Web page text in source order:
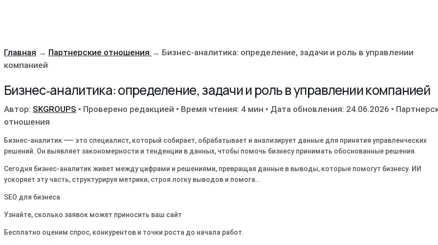
Главная → Партнерские отношения → Бизнес‑аналитика: определение, задачи и роль в управлении
компанией
Бизнес‑аналитика: определение, задачи и роль в управлении компанией
Автор: SKGROUPS • Проверено редакцией • Время чтения: 4 мин • Дата обновления: 24.06.2026 •
отношения
Бизнес-аналитик ⸺ это специалист, который собирает, обрабатывает и анализирует данные для принятия управленческих
решений. Он выявляет закономерности и тенденции в данных, чтобы помочь бизнесу принимать обоснованные решения.
Сегодня бизнес-аналитик живет между цифрами и решениями, превращая данные в выводы, которые помогут бизнесу. ИИ
ускоряет эту часть, структурируя метрики, строя логку выводов и помога…
SEO для бизнеса
Узнайте, сколько заявок может приносить ваш сайт
Бесплатно оценим спрос, конкурентов и точки роста до начала работ.